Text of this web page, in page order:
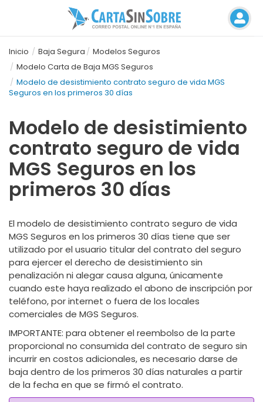
Inicio Baja Segura
Modelos Seguros
Modelo Carta de Baja MGS Seguros
Modelo de desistimiento contrato seguro de vida MGS
Seguros en los primeros 30 días
Modelo de desistimiento
contrato seguro de vida
MGS Seguros en los
primeros 30 días
El modelo de desistimiento contrato seguro de vida
MGS Seguros en los primeros 30 días tiene que ser
utilizado por el usuario titular del contrato del seguro
para ejercer el derecho de desistimiento sin
penalización ni alegar causa alguna, únicamente
cuando este haya realizado el abono de inscripción por
teléfono, por internet o fuera de los locales
comerciales de MGS Seguros.
IMPORTANTE: para obtener el reembolso de la parte
proporcional no consumida del contrato de seguro sin
incurrir en costos adicionales, es necesario darse de
baja dentro de los primeros 30 días naturales a partir
de la fecha en que se firmó el contrato.